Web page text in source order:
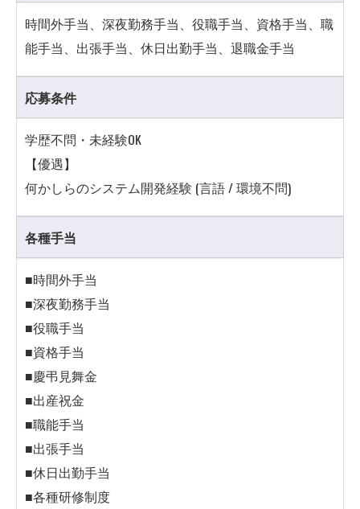
時間外手当、深夜勤務手当、役職手当、資格手当、職
能手当、出張手当、休日出勤手当、退職金手当
応募条件
学歴不問・未経験OK
【優遇】
何かしらのシステム開発経験 (言語 / 環境不問)
各種手当
■時間外手当
■深夜勤務手当
■役職手当
■資格手当
■慶弔見舞金
■出産祝金
■職能手当
■出張手当
■休日出勤手当
■各種研修制度